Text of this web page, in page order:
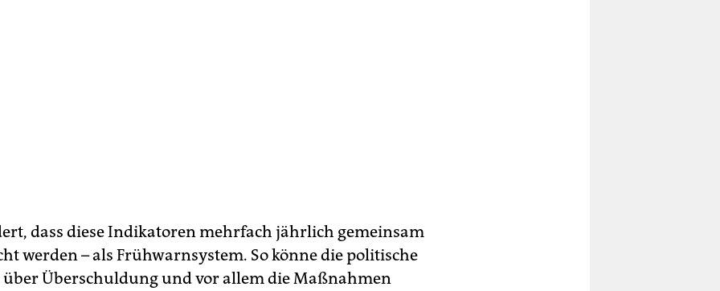
dass diese Indikatoren mehrfach jährlich gemeinsam
werden – als Frühwarnsystem. So könne die politische
über Überschuldung und vor allem die Maßnahmen